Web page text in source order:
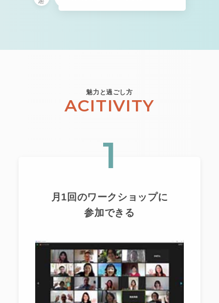
魅力と過ごし方
ACITIVITY
1
月1回のワークショップに
参加できる